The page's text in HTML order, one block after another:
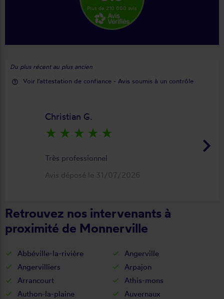
Plus de 210 000 avis
Du plus récent au plus ancien
help_outline Voir l'attestation de confiance - Avis soumis à un contrôle
keyboard_arrow_right
Christian G.
star_rate star_rate star_rate star_rate star_rate
Très professionnel
Avis déposé le 31/07/2026
Retrouvez nos intervenants à
proximité de Monnerville
Abbéville-la-rivière
Angerville
Angervilliers
Arpajon
Arrancourt
Athis-mons
Authon-la-plaine
Auvernaux